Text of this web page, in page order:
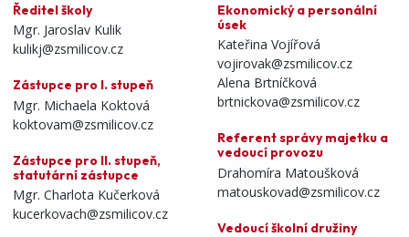
Ředitel školy
Mgr. Jaroslav Kulik
kulikj@zsmilicov.cz
Zástupce pro I. stupeň
Mgr. Michaela Koktová
koktovam@zsmilicov.cz
Zástupce pro II. stupeň,
statutární zástupce
Mgr. Charlota Kučerková
kucerkovach@zsmilicov.cz
Ekonomický a personální
úsek
Kateřina Vojířová
vojirovak@zsmilicov.cz
Alena Brtníčková
brtnickova@zsmilicov.cz
Referent správy majetku a
vedoucí provozu
Drahomíra Matoušková
matouskovad@zsmilicov.cz
Vedoucí školní družiny